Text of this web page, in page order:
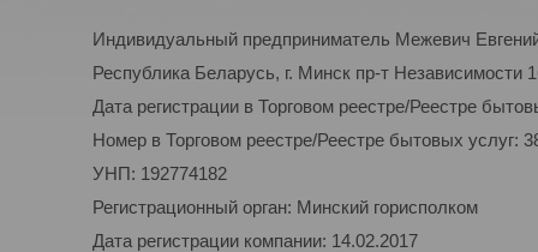
Индивидуальный предприниматель Межевич
Республика Беларусь, г. Минск пр-т Независимости
Дата регистрации в Торговом реестре/Реестре
Номер в Торговом реестре/Реестре бытовых услуг:
УНП: 192774182
Регистрационный орган: Минский горисполком
Дата регистрации компании: 14.02.2017